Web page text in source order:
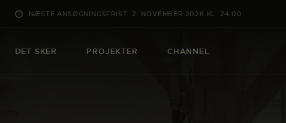
NÆSTE ANSØGNINGSFRIST: 2. NOVEMBER 2026 KL. 24:00
DET SKER PROJEKTER CHANNEL